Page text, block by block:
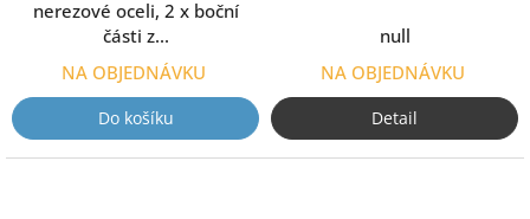
nerezové oceli, 2 x boční
části z...
NA OBJEDNÁVKU
Do košíku
null
NA OBJEDNÁVKU
Detail